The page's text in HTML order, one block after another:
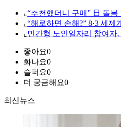
⌞ “추천했더니 구매” 日 돌봄
⌞ “해로하면 손해?” 8·3 세제
⌞ 민간형 노인일자리 참여자,
좋아요0
화나요0
슬퍼요0
더 궁금해요0
최신뉴스